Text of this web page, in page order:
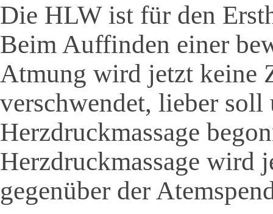
Die HLW ist für den
Beim Auffinden einer
Atmung wird jetzt keine
verschwendet, lieber
Herzdruckmassage
Herzdruckmassage wird
gegenüber der